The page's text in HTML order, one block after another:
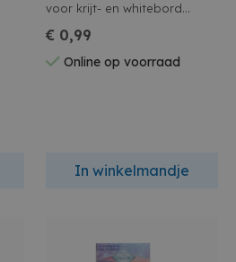
voor krijt- en whitebord
Assortiment
€ 0,99
Online op voorraad
In winkelmandje